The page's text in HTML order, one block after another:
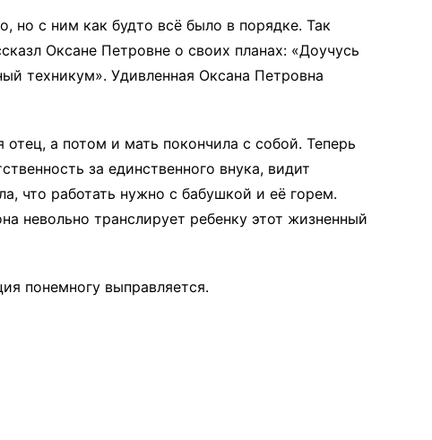
но с ним как будто всё было в порядке. Так
Оксане Петровне о своих планах: «Доучусь
техникум». Удивленная Оксана Петровна
отец, а потом и мать покончила с собой. Теперь
за единственного внука, видит
что работать нужно с бабушкой и её горем.
невольно транслирует ребенку этот жизненный
понемногу выправляется.